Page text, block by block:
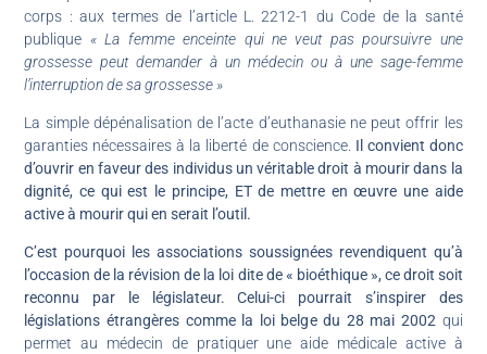
corps : aux termes de l’article L. 2212-1 du Code de la santé
publique « La femme enceinte qui ne veut pas poursuivre une
grossesse peut demander à un médecin ou à une sage-femme
l’interruption de sa grossesse »
La simple dépénalisation de l’acte d’euthanasie ne peut offrir les
garanties nécessaires à la liberté de conscience. Il convient donc
d’ouvrir en faveur des individus un véritable droit à mourir dans la
dignité, ce qui est le principe, ET de mettre en œuvre une aide
active à mourir qui en serait l’outil.
C’est pourquoi les associations soussignées revendiquent qu’à
l’occasion de la révision de la loi dite de « bioéthique », ce droit soit
reconnu par le législateur. Celui-ci pourrait s’inspirer des
législations étrangères comme la loi belge du 28 mai 2002 qui
permet au médecin de pratiquer une aide médicale active à